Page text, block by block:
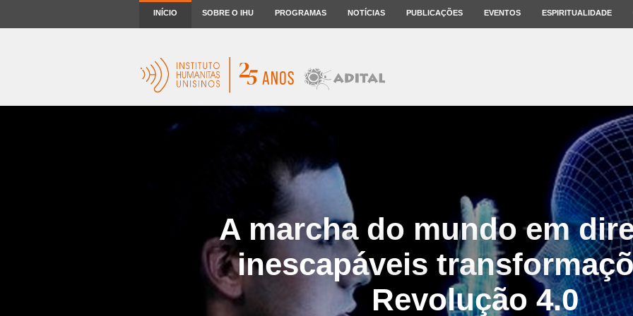
INÍCIO SOBRE O IHU PROGRAMAS NOTÍCIAS PUBLICAÇÕES EVENTOS ESPIRITUALIDADE
A marcha do mundo em
inescapáveis
Revolução 4.0